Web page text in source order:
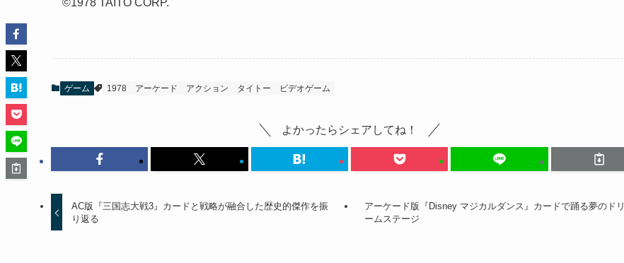
©1978 TAITO CORP.
ゲーム 1978 アーケード アクション タイトー ビデオゲーム
よかったらシェアしてね！
AC版『三国志大戦3』カードと戦略が融合した歴史的傑作を振
り返る
アーケード版『Disney マジカルダンス』カードで踊る夢のドリ
ームステージ